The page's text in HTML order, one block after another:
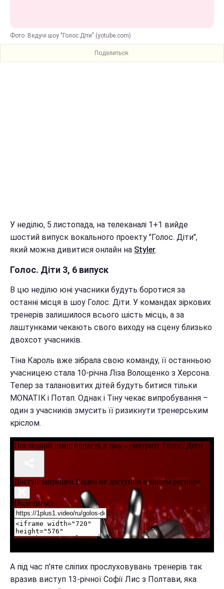
Фото: Ведучі шоу "Голос.Діти" (yotube.com)
Поделиться:
У неділю, 5 листопада, на телеканалі 1+1 вийде
шостий випуск вокального проекту "Голос. Діти",
який можна дивитися онлайн на Styler.
Голос. Діти 3, 6 випуск
В цю неділю юні учасники будуть боротися за
останні місця в шоу Голос. Діти. У командах зіркових
тренерів залишилося всього шість місць, а за
лаштунками чекають свого виходу на сцену близько
двохсот учасників.
Тіна Кароль вже зібрала свою команду, її останньою
учасницею стала 10-річна Ліза Волощенко з Херсона.
Тепер за талановитих дітей будуть битися тільки
MONATIK і Потап. Однак і Тіну чекає випробування –
один з учасників змусить її ризикнути тренерським
кріслом.
А під час п'яте сліпих прослуховувань тренерів так
вразив виступ 13-річної Софії Лис з Полтави, яка